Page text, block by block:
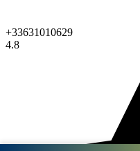
+33631010629
4.8